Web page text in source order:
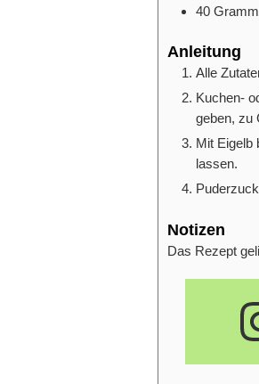
40 Gramm
Anleitung
Alle
Kuchen-
geben, zu
Mit Eigelb
lassen.
Notizen
Das Rezept